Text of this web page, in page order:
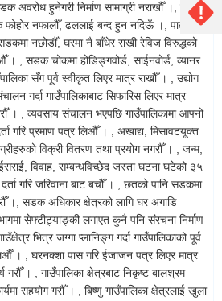
अवरोध हुनेगरी निर्माण सामाग्री नराखौँ ।, ढलमा
नफालौँ, ढललाई बन्द हुन नदिऊँ ।, पाल्तु
नछोडौँ, घरमा नै बाँधेर राखी रेविज विरुद्धको
। , सडक चोकमा होडिङ्गवोर्ड, साईनवोर्ड, व्यानर
सँग पूर्व स्वीकृत लिएर मात्र राखौँ । , उद्योग
गर्दा गाउँपालिकाबाट सिफारिस लिएर मात्र
। , व्यवसाय संचालन भएपछि गाउँपालिकामा आफ्नो
गरि प्रमाण पत्र लिऔँ । , अखाद्य, मिसावटयूक्त
विक्री वितरण तथा प्रयोग नगरौँ । , जन्म,
विवाह, सम्बन्धविच्छेद जस्ता घटना घटेको ३५
गरि जरिवाना बाट बचौँ । , छतको पानि सडकमा
।, सडक अधिकार क्षेत्रको लागि घर अगाडि
सेफ्टीट्याङ्की लगाएत कुनै पनि संरचना निर्माण
भित्र जग्गा प्लानिङ्ग गर्दा गाउँपालिकाको पूर्व
। , घरनक्शा पास गरि ईजाजन पत्र लिएर मात्र
गरौँ । , गाउँपालिका क्षेत्रबाट निकृष्ट बालश्रम
सहयोग गरौँ । , बिष्णु गाउँपालिका क्षेत्रलाई खुला